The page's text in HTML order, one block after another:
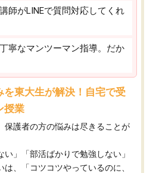
師がLINEで質問対応してくれ
寧なマンツーマン指導。だか
を東大生が解決！自宅で受
授業
保護者の方の悩みは尽きることが
い」「部活ばかりで勉強しない」
は、「コツコツやっているのに、